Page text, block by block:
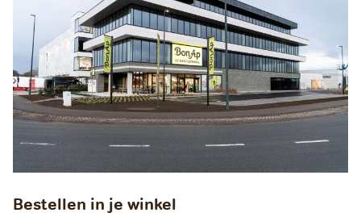
Bestellen in je winkel